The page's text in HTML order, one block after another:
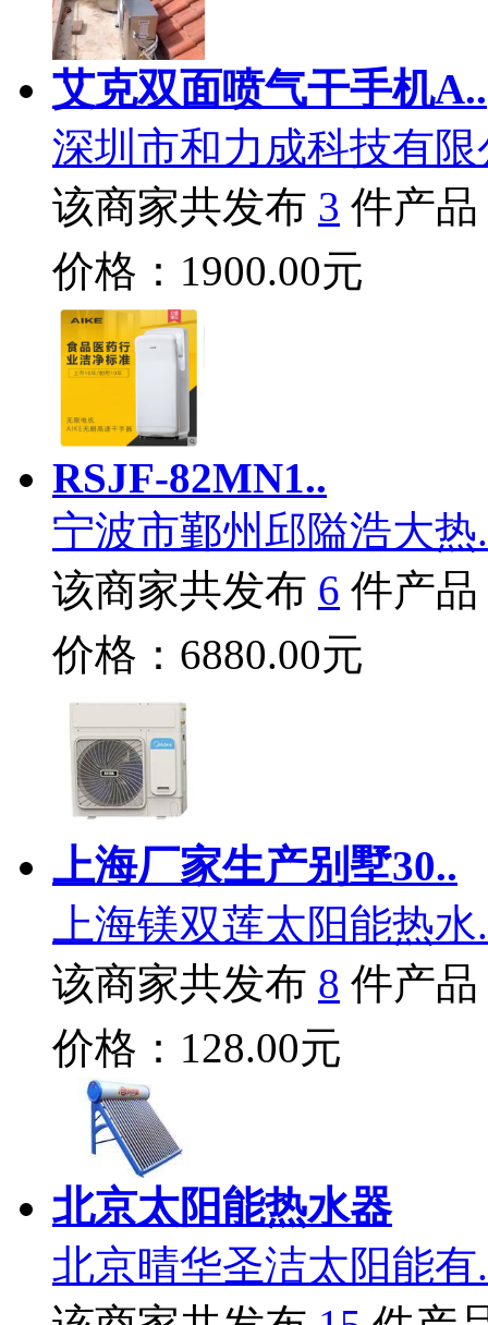
艾克双面喷气干手机A..
深圳市和力成科技有限
该商家共发布 3 件产品
价格：1900.00元
RSJF-82MN1..
宁波市鄞州邱隘浩大热
该商家共发布 6 件产品
价格：6880.00元
上海厂家生产别墅30..
上海镁双莲太阳能热水
该商家共发布 8 件产品
价格：128.00元
北京太阳能热水器
北京晴华圣洁太阳能有